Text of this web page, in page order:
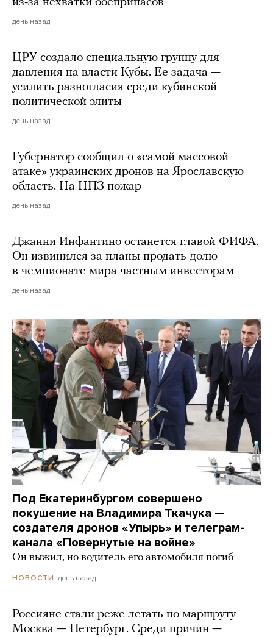
из-за нехватки боеприпасов
день назад
ЦРУ создало специальную группу для
давления на власти Кубы. Ее задача —
усилить разногласия среди кубинской
политической элиты
день назад
Губернатор сообщил о «самой массовой
атаке» украинских дронов на Ярославскую
область. На НПЗ пожар
день назад
Джанни Инфантино останется главой ФИФА.
Он извинился за планы продать долю
в чемпионате мира частным инвесторам
день назад
Под Екатеринбургом совершено
покушение на Владимира Ткачука —
создателя дронов «Упырь» и телеграм-
канала «Повернутые на войне»
Он выжил, но водитель его автомобиля погиб
НОВОСТИ день назад
Россияне стали реже летать по маршруту
Москва — Петербург. Среди причин —